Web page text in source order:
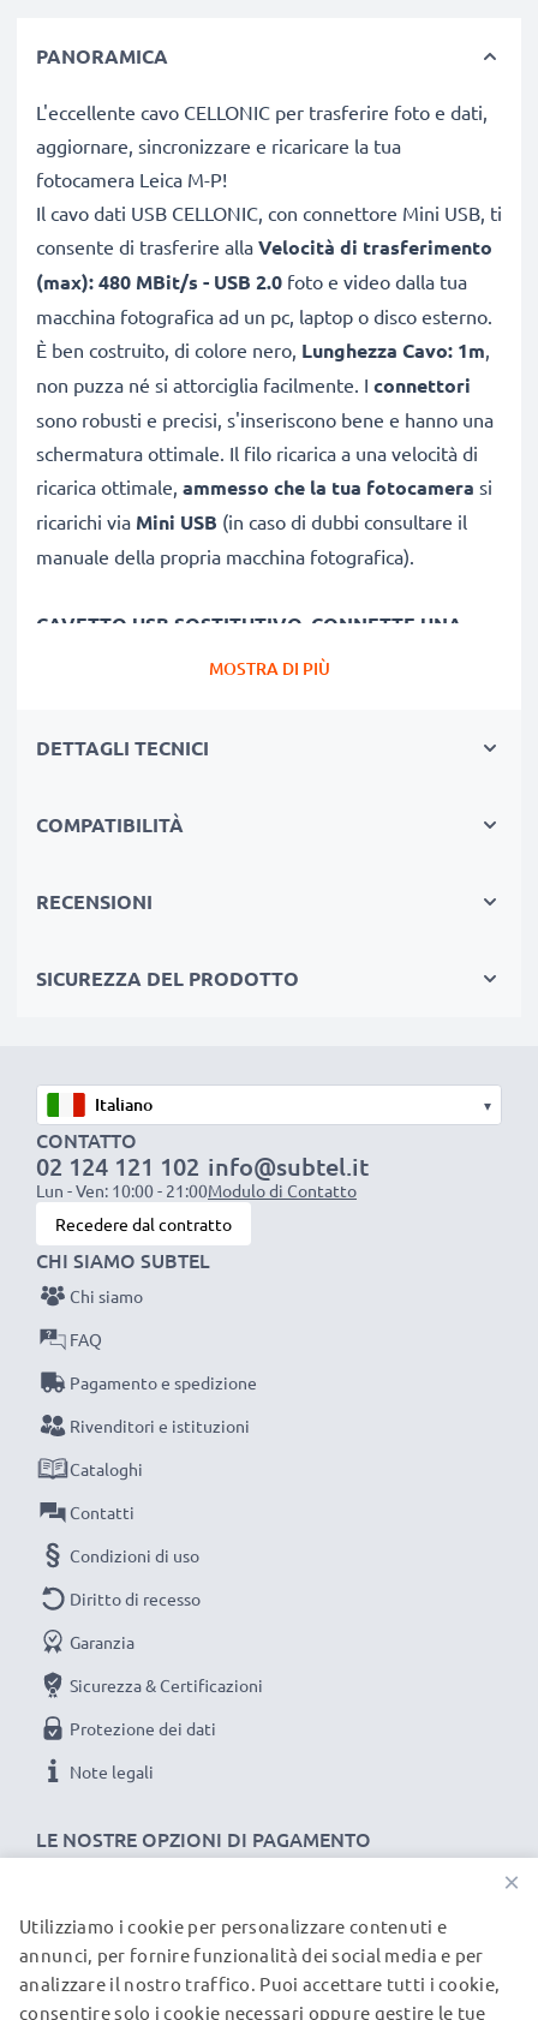
PANORAMICA
L'eccellente cavo CELLONIC per trasferire foto e dati,
aggiornare, sincronizzare e ricaricare la tua
fotocamera Leica M-P!
Il cavo dati USB CELLONIC, con connettore Mini USB, ti
consente di trasferire alla Velocità di trasferimento
(max): 480 MBit/s - USB 2.0 foto e video dalla tua
macchina fotografica ad un pc, laptop o disco esterno.
È ben costruito, di colore nero, Lunghezza Cavo: 1m,
non puzza né si attorciglia facilmente. I connettori
sono robusti e precisi, s'inseriscono bene e hanno una
schermatura ottimale. Il filo ricarica a una velocità di
ricarica ottimale, ammesso che la tua fotocamera si
ricarichi via Mini USB (in caso di dubbi consultare il
manuale della propria macchina fotografica).
CAVETTO USB SOSTITUTIVO, CONNETTE UNA
COL PC O LAPTOP
★ sincronizzare,aggiornare firmware
★Velocità di trasferimento (max): 480 MBit/s -
★è la versione 2.0
rapida, stabile, sicura
★cavo adattatore
USB
★connettori che non ‘ballano’
staccati e attaccati frequentemente
non si aggroviglia ed è piacevole al tatto
CAVETTO USB PER FOTOCAMERA CAMCORDER
Leica
Materiale del Connettore: PVC
Collegamento 1: Mini USB
Collegamento 2: USB A
Versione: 2.0
Velocità di trasferimento (max): 480 MBit/s - USB 2.0
Corrente di carica: 1A
Lunghezza Cavo: 1m
Colore: nero
Un cavo usb dati / ricarica dall'ottimo rapporto qualità-
subtel significa qualità certificata, per questo diamo 3
anni di garanzia
MOSTRA DI PIÙ
DETTAGLI TECNICI
COMPATIBILITÀ
RECENSIONI
SICUREZZA DEL PRODOTTO
▾
CONTATTO
02 124 121 102
Lun - Ven: 10:00 - 21:00
info@subtel.it
Modulo di Contatto
Recedere dal contratto
LE NOSTRE OPZIONI DI PAGAMENTO
CHI SIAMO SUBTEL
Chi siamo
FAQ
Pagamento e spedizione
Rivenditori e istituzioni
Cataloghi
Contatti
Condizioni di uso
Diritto di recesso
Garanzia
Sicurezza & Certificazioni
Protezione dei dati
Note legali
I NOSTRI PARTNER DI SPEDIZIONE
×
Utilizziamo i cookie per personalizzare contenuti e
annunci, per fornire funzionalità dei social media e per
analizzare il nostro traffico. Puoi accettare tutti i cookie,
consentire solo i cookie necessari oppure gestire le tue